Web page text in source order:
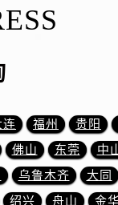
连 福州 贵阳
佛山 东莞 中
乌鲁木齐 大同
绍兴 舟山 金